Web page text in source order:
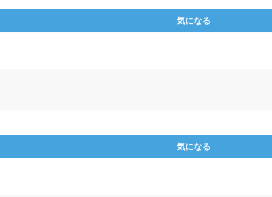
気になる
気になる